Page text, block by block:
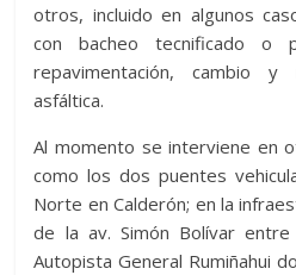
otros, incluido en algunos
con bacheo tecnificado o
repavimentación, cambio
asfáltica.
Al momento se interviene en
como los dos puentes
Norte en Calderón; en la
de la av. Simón Bolívar
Autopista General Rumiñahui